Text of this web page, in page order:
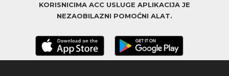
KORISNICIMA ACC USLUGE APLIKACIJA JE
NEZAOBILAZNI POMOĆNI ALAT.